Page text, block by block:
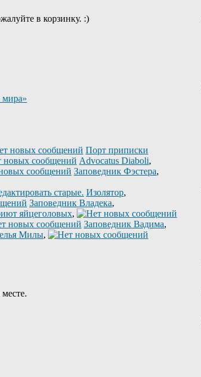
в корзинку. :)
Порт приписки
Advocatus Diaboli,
Заповедник Фэстера,
Изолятор,
Заповедник Владека,
яйцеголовых,
Заповедник Вадима,
Милы,